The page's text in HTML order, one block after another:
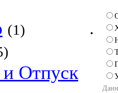
(1)
Отпуск
•